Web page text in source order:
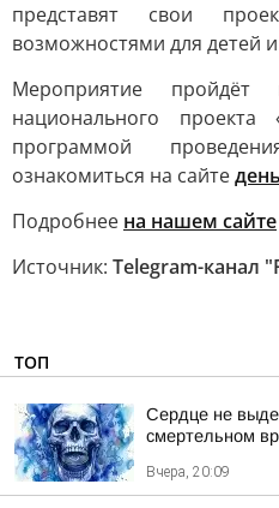
представят свои
возможностями для детей
Мероприятие пройдёт
национального
программой
ознакомиться на сайте
Подробнее на нашем сайте
Источник: Telegram-канал
ТОП
Сердце не
смертельном
Вчера, 20:09